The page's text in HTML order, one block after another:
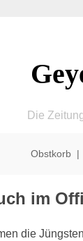
Die
Obstkorb |
im
die